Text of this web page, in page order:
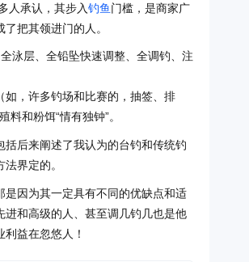
人承认，其步入钓鱼门槛，是商家广
把其领进门的人。
泳层、全铅坠快速调整、全调钓、注
，许多钓场和比赛的，抽签、排
和粉饵“情有独钟”。
后来阐述了我认为的台钓和传统钓
界定的。
因为其一定具有不同的优缺点和适
和高级的人、甚至调几钓几也是他
益在忽悠人！